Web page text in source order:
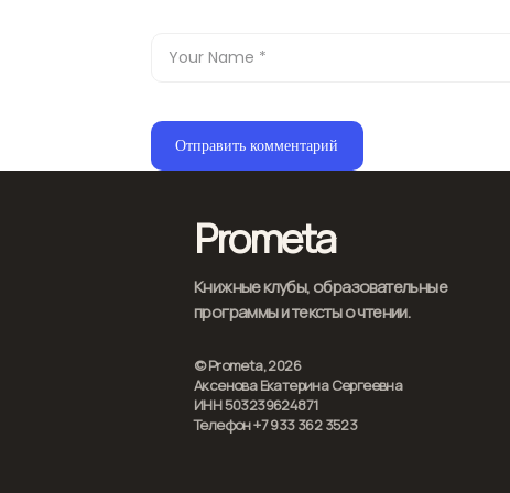
Prometa
Книжные клубы, образовательные
программы и тексты о чтении.
© Prometa, 2026
Аксенова Екатерина Сергеевна
ИНН 503239624871
Телефон +7 933 362 3523